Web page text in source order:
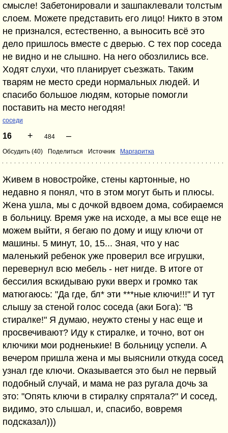
смысле! Забетонировали и зашпаклевали толстым
слоем. Можете представить его лицо! Никто в этом
не признался, естественно, а выносить всё это
дело пришлось вместе с дверью. С тех пор соседа
не видно и не слышно. На него обозлились все.
Ходят слухи, что планирует съезжать. Таким
тварям не место среди нормальных людей. И
спасибо большое людям, которые помогли
поставить на место негодяя!
соседи
16 + 484 –
Обсудить (40) Поделиться Источник Маргаритка
Живем в новостройке, стены картонные, но
недавно я понял, что в этом могут быть и плюсы.
Жена ушла, мы с дочкой вдвоем дома, собираемся
в больницу. Время уже на исходе, а мы все еще не
можем выйти, я бегаю по дому и ищу ключи от
машины. 5 минут, 10, 15... Зная, что у нас
маленький ребенок уже проверил все игрушки,
перевернул всю мебель - нет нигде. В итоге от
бессилия вскидываю руки вверх и громко так
матюгаюсь: "Да где, бл* эти ***ные ключи!!!" И тут
слышу за стеной голос соседа (аки Бога): "В
стиралке!" Я думаю, неужто стены у нас еще и
просвечивают? Иду к стиралке, и точно, вот он
ключики мои родненькие! В больницу успели. А
вечером пришла жена и мы выяснили откуда сосед
узнал где ключи. Оказывается это был не первый
подобный случай, и мама не раз ругала дочь за
это: "Опять ключи в стиралку спрятала?" И сосед,
видимо, это слышал, и, спасибо, вовремя
подсказал)))